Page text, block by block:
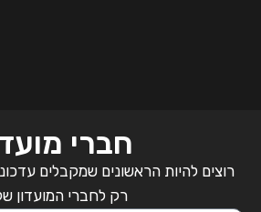
חברי
רוצים להיות הראשונים שמקבלים
רק לחברי המועדון